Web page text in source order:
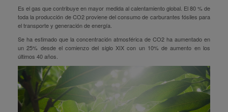
Es el gas que contribuye en mayor medida al calentamiento global. El 80 % de
toda la producción de CO2 proviene del consumo de carburantes fósiles para
el transporte y generación de energía.
Se ha estimado que la concentración atmosférica de CO2 ha aumentado en
un 25% desde el comienzo del siglo XIX con un 10% de aumento en los
últimos 40 años.